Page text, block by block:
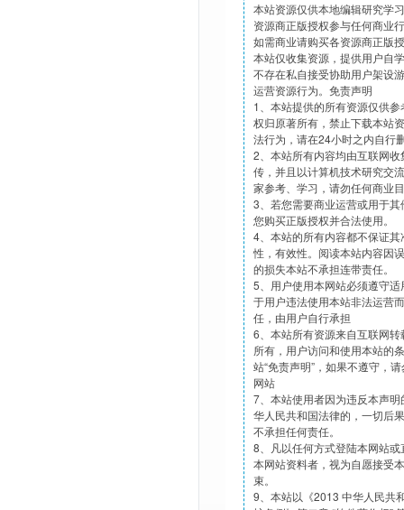
本站资源仅供本地编辑研究学
资源商正版授权参与任何商业
如需商业请购买各资源商正版
本站仅收集资源，提供用户自
不存在私自接受协助用户架设
运营资源行为。免责声明
1、本站提供的所有资源仅供
权归原著所有，禁止下载本站
法行为，请在24小时之内自行
2、本站所有内容均由互联网
传，并且以计算机技术研究交
家参考、学习，请勿任何商业
3、若您需要商业运营或用于
您购买正版授权并合法使用。
4、本站的所有内容都不保证
性，有效性。阅读本站内容因
的损失本站不承担连带责任。
5、用户使用本网站必须遵守
于用户违法使用本站非法运营
任，由用户自行承担
6、本站所有资源来自互联网
所有，用户访问和使用本站的
站“免责声明”，如果不遵守，
网站
7、本站使用者因为违反本声
华人民共和国法律的，一切后
不承担任何责任。
8、凡以任何方式登陆本网站
本网站资料者，视为自愿接受
束。
9、本站以《2013 中华人民共